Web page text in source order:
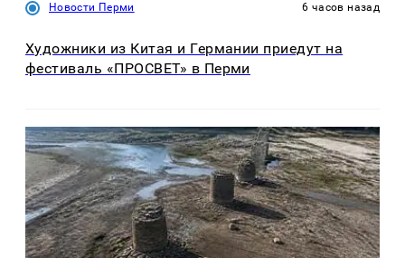
Новости Перми 6 часов назад
Художники из Китая и Германии приедут на
фестиваль «ПРОСВЕТ» в Перми